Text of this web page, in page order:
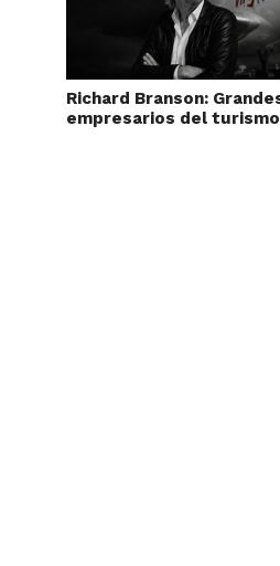
Richard Branson:
empresarios del turismo